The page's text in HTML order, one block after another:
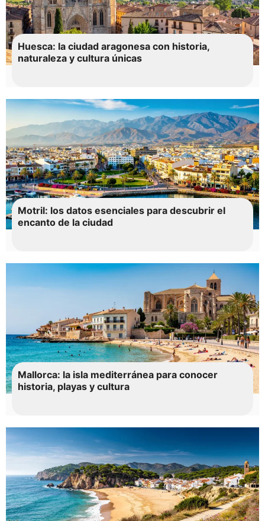
Huesca: la ciudad aragonesa con historia,
naturaleza y cultura únicas
Motril: los datos esenciales para descubrir el
encanto de la ciudad
Mallorca: la isla mediterránea para conocer
historia, playas y cultura